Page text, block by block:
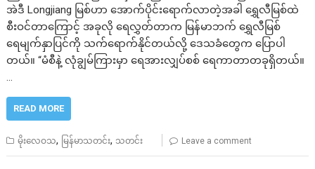
အဲဒီ Longjiang မြစ်ဟာ အောက်ပိုင်းရောက်လာတဲ့အခါ ရွှေလီမြစ်ထဲ
စီးဝင်တာကြောင့် အခုလို ရေလွှတ်တာက မြန်မာဘက် ရွှေလီမြစ်
ရေမျက်နှာပြင်ကို သက်ရောက်နိုင်တယ်လို့ ဒေသခံတွေက ပြောပါ
တယ်။ “မံစီနဲ့ လုံချွမ်ကြားမှာ ရေအားလျှပ်စစ် ရေကာတာတခုရှိတယ်။
READ MORE
မိုးလေဝသ, မြန်မာသတင်း, သတင်း Leave a comment